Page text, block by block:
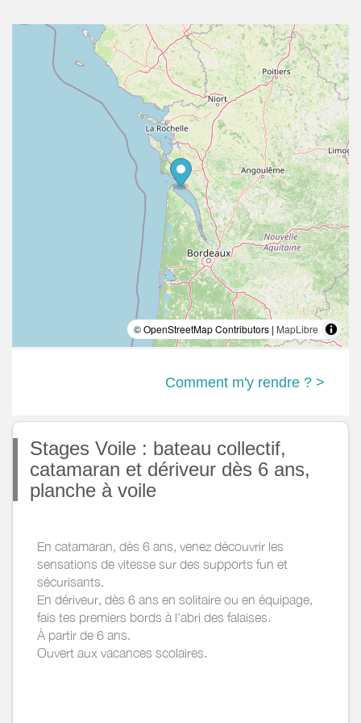
© OpenStreetMap Contributors | MapLibre
Comment m'y rendre ? >
Stages Voile : bateau collectif,
catamaran et dériveur dès 6 ans,
planche à voile
En catamaran, dès 6 ans, venez découvrir les
sensations de vitesse sur des supports fun et
sécurisants.
En dériveur, dès 6 ans en solitaire ou en équipage,
fais tes premiers bords à l'abri des falaises.
À partir de 6 ans.
Ouvert aux vacances scolaires.